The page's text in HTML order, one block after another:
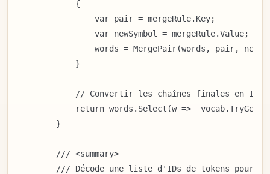
            {
                var pair = mergeRule.Key;
                var newSymbol = mergeRule.Value;
words = MergePair(words, pair,
            }
            // Convertir les chaînes finales en IDs
return words.Select(w =>
        }
        /// <summary>
/// Décode une liste d'IDs de tokens pour